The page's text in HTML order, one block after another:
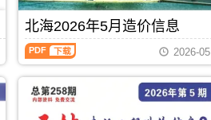
州
区、
罗
城
县、
环
江
县、
期
刊，
由
贵
港
市
建
设
北海2026年5月造价信息
北
海
年
2026-05